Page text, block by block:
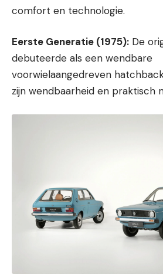
comfort en technologie.
Eerste Generatie (1975): De
debuteerde als een wendbare
voorwielaangedreven
zijn wendbaarheid en praktisch